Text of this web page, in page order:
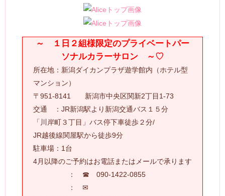
～ １日２組様限定のプライベートパー
ソナルカラーサロン ～♡
所在地：新潟ダイカンプラザ遊学館内（ホテル型
マンション）
〒951-8141 新潟市中央区関新2丁目1-73
交通 ：JR新潟駅より新潟交通バス１５分
「川岸町３丁目」バス停下車徒歩２分/
JR越後線関屋駅から徒歩9分
駐車場：1台
4月以降のご予約はお電話またはメールで承ります
： ☎ 090-1422-0855
： ✉